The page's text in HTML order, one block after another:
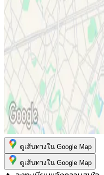
ดูเส้นทางใน Google Map
ดูเส้นทางใน Google Map